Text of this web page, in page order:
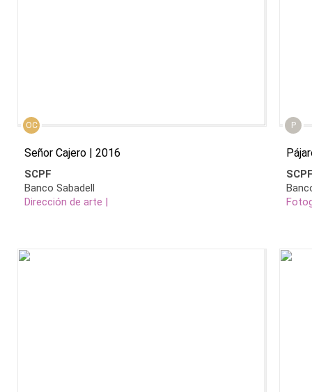
OC
Señor Cajero | 2016
SCPF
Banco Sabadell
Dirección de arte |
P